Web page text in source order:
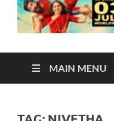
MAIN MENU